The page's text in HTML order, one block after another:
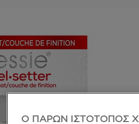
Ο ΠΑΡΩΝ ΙΣΤΟΤΟΠΟΣ